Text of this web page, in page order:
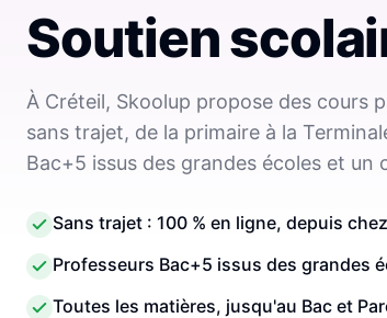
Soutien
À Créteil, Skoolup propose des cours
sans trajet, de la primaire à la
Bac+5 issus des grandes écoles et un
Sans trajet : 100 % en ligne, depuis
Professeurs Bac+5 issus des grandes
Toutes les matières, jusqu'au Bac et